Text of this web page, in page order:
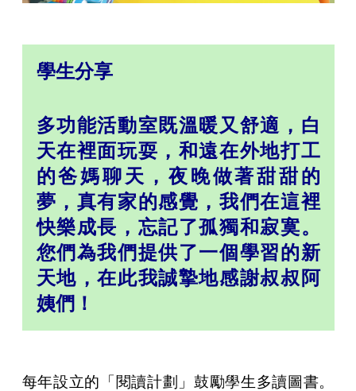
學生分享
多功能活動室既溫暖又舒適，白
天在裡面玩耍，和遠在外地打工
的爸媽聊天，夜晚做著甜甜的
夢，真有家的感覺，我們在這裡
快樂成長，忘記了孤獨和寂寞。
您們為我們提供了一個學習的新
天地，在此我誠摯地感謝叔叔阿
姨們！
每年設立的「閱讀計劃」鼓勵學生多讀圖書。